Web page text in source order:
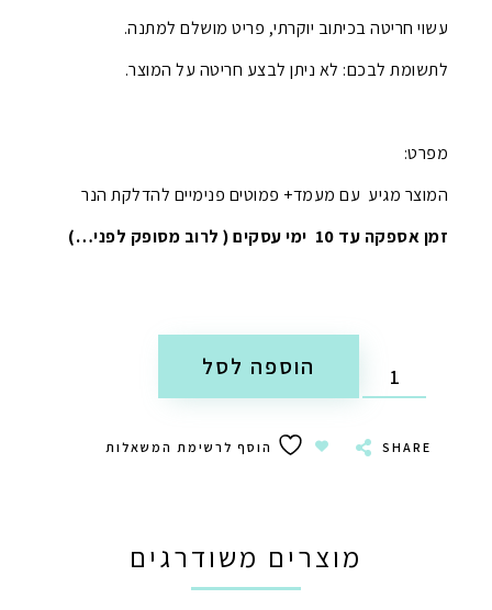
עשוי חריטה בכיתוב יוקרתי, פריט מושלם למתנה.
לתשומת לבכם: לא ניתן לבצע חריטה על המוצר.
מפרט:
המוצר מגיע עם מעמד+ פמוטים פנימיים להדלקת הנר
זמן אספקה עד 10 ימי עסקים ( לרוב מסופק לפני…)
הוספה לסל
SHARE הוסף לרשימת המשאלות
מוצרים משודרגים